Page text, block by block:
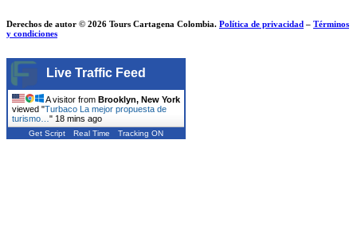
Derechos de autor © 2026 Tours Cartagena Colombia. Política de privacidad – Términos
y condiciones
Live Traffic Feed
A visitor from Brooklyn, New York
viewed "Turbaco La mejor propuesta de
turismo… " 18 mins ago
Get Script Real Time Tracking ON